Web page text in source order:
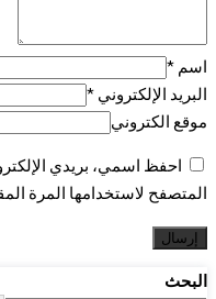
اسم*
البريد الإلكتروني *
موقع الكتروني
احفظ اسمي، بريدي
المتصفح لاستخدامها المرة
البحث